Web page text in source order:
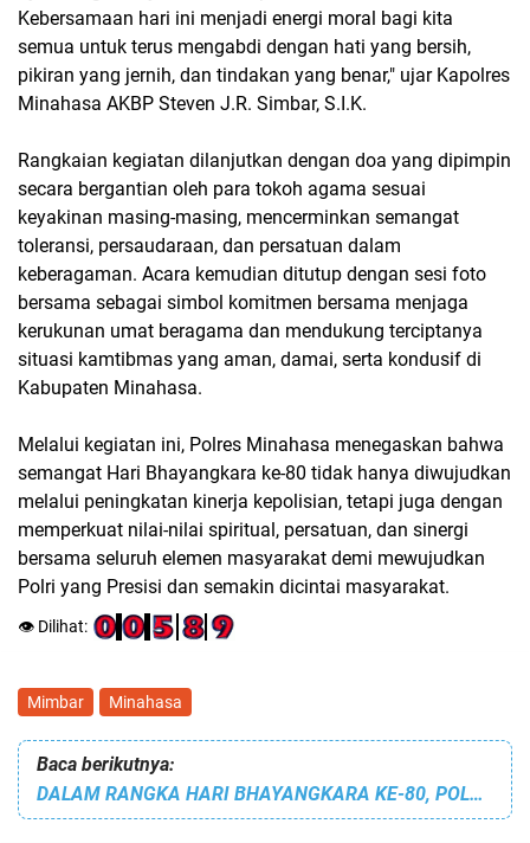
Kebersamaan hari ini menjadi energi moral bagi kita
semua untuk terus mengabdi dengan hati yang bersih,
pikiran yang jernih, dan tindakan yang benar," ujar Kapolres
Minahasa AKBP Steven J.R. Simbar, S.I.K.
Rangkaian kegiatan dilanjutkan dengan doa yang dipimpin
secara bergantian oleh para tokoh agama sesuai
keyakinan masing-masing, mencerminkan semangat
toleransi, persaudaraan, dan persatuan dalam
keberagaman. Acara kemudian ditutup dengan sesi foto
bersama sebagai simbol komitmen bersama menjaga
kerukunan umat beragama dan mendukung terciptanya
situasi kamtibmas yang aman, damai, serta kondusif di
Kabupaten Minahasa.
Melalui kegiatan ini, Polres Minahasa menegaskan bahwa
semangat Hari Bhayangkara ke-80 tidak hanya diwujudkan
melalui peningkatan kinerja kepolisian, tetapi juga dengan
memperkuat nilai-nilai spiritual, persatuan, dan sinergi
bersama seluruh elemen masyarakat demi mewujudkan
Polri yang Presisi dan semakin dicintai masyarakat.
👁️ Dilihat:
Mimbar Minahasa
Baca berikutnya:
DALAM RANGKA HARI BHAYANGKARA KE-80, POLRES MINAHASA GELAR LOMBA KEBERSIHAN MAKO BAG, SAT, SIE DAN ASPOL